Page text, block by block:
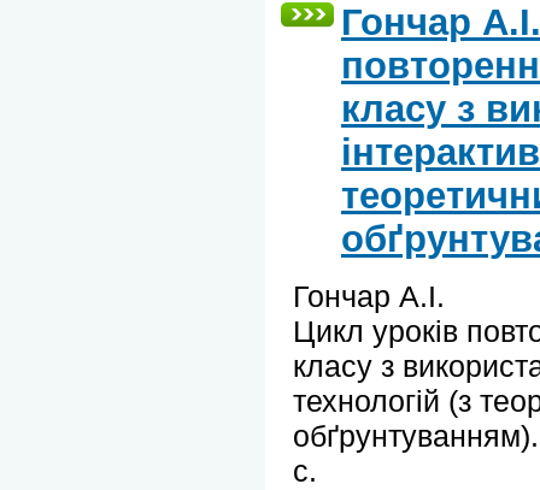
Гончар
класу з
Гончар А.І.
Цикл уроків
класу з
технологій (з
с.